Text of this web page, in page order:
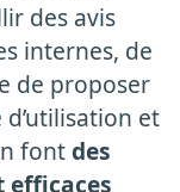
des avis
internes, de
de proposer
et
fontdes